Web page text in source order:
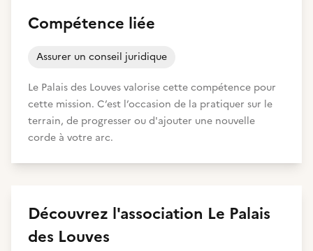
Compétence liée
Assurer un conseil juridique
Le Palais des Louves valorise cette compétence pour
cette mission. C’est l’occasion de la pratiquer sur le
terrain, de progresser ou d'ajouter une nouvelle
corde à votre arc.
Découvrez l'association Le Palais
des Louves